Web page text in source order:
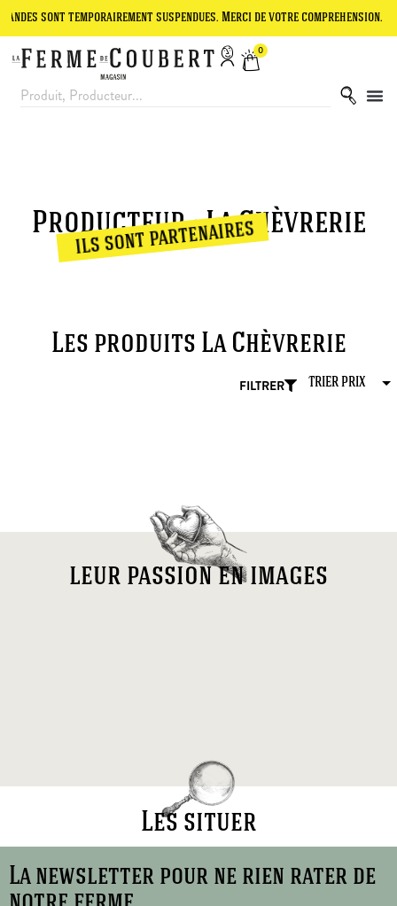
sont temporairement suspendues. Merci de votre compréhension.
0
Producteur : La Chèvrerie
ils sont partenaires
Les produits La Chèvrerie
FILTRER
leur passion en images
Les situer
La newsletter pour ne rien rater de